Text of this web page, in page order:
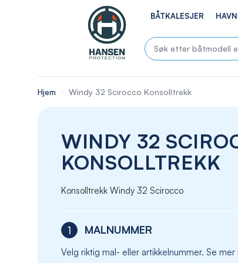
BÅTKALESJER
Hjem Windy 32 Scirocco Konsolltrekk
WINDY 32
KONSOLLTREKK
Konsolltrekk Windy 32 Scirocco
1 MALNUMMER
Velg riktig mal- eller artikkelnummer. Se mer